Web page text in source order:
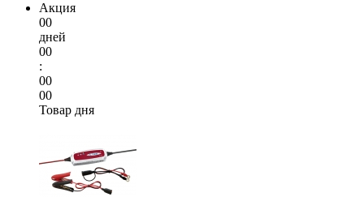
Акция
00
дней
00
:
00
00
Товар дня